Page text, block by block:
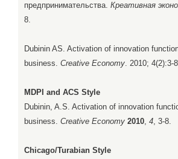
предпринимательства. Креативная
8.
Dubinin AS. Activation of innovation
business. Creative Economy. 2010; 4(2):3-
MDPI and ACS Style
Dubinin, A.S. Activation of innovation
business. Creative Economy 2010, 4, 3-8.
Chicago/Turabian Style